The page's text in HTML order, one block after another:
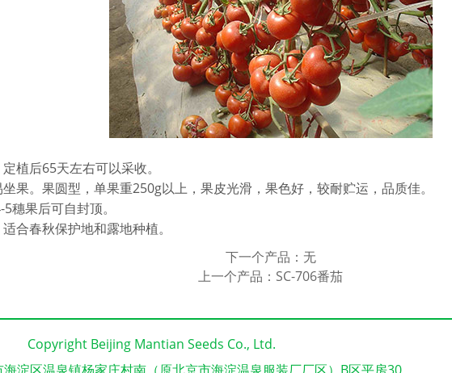
植后65天左右可以采收。
果。果圆型，单果重250g以上，果皮光滑，果色好，较耐贮运，品质佳。
穗果后可自封顶。
合春秋保护地和露地种植。
下一个产品：无
上一个产品： SC-706番茄
Copyright Beijing Mantian Seeds Co., Ltd.
淀区温泉镇杨家庄村南（原北京市海淀温泉服装厂厂区）B区平房30